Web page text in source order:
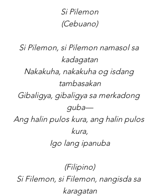
Si Pilemon
(Cebuano)
Si Pilemon, si Pilemon namasol sa
kadagatan
Nakakuha, nakakuha og isdang
tambasakan
Gibaligya, gibaligya sa merkadong
guba—
Ang halin pulos kura, ang halin pulos
kura,
Igo lang ipanuba
(Filipino)
Si Filemon, si Filemon, nangisda sa
karagatan